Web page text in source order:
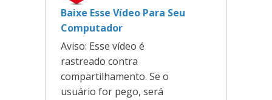
Baixe Esse Vídeo Para Seu
Computador
Aviso: Esse vídeo é
rastreado contra
compartilhamento. Se o
usuário for pego, será